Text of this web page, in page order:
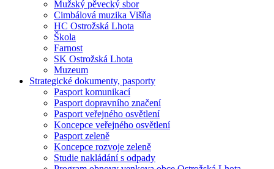
Mužský pěvecký sbor
Cimbálová muzika Višňa
HC Ostrožská Lhota
Škola
Farnost
SK Ostrožská Lhota
Muzeum
Strategické dokumenty, pasporty
Pasport komunikací
Pasport dopravního značení
Pasport veřejného osvětlení
Koncepce veřejného osvětlení
Pasport zeleně
Koncepce rozvoje zeleně
Studie nakládání s odpady